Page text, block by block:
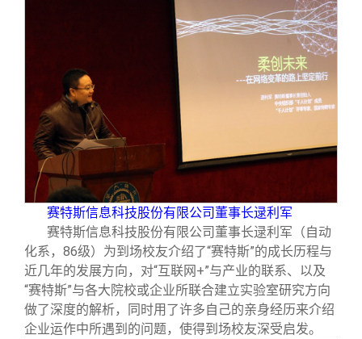
赛特斯信息科技股份有限公司董事长逯利军
赛特斯信息科技股份有限公司董事长逯利军（自动
化系，86级）为到场校友介绍了“赛特斯”的成长历程与
近几年的发展方向，对“互联网+”与产业的联系、以及
“赛特斯”与各大院校或企业所联合建立实验室研究方向
做了深度的解析，同时用了许多自己的亲身经历来介绍
企业运作中所遇到的问题，使得到场校友深受启发。